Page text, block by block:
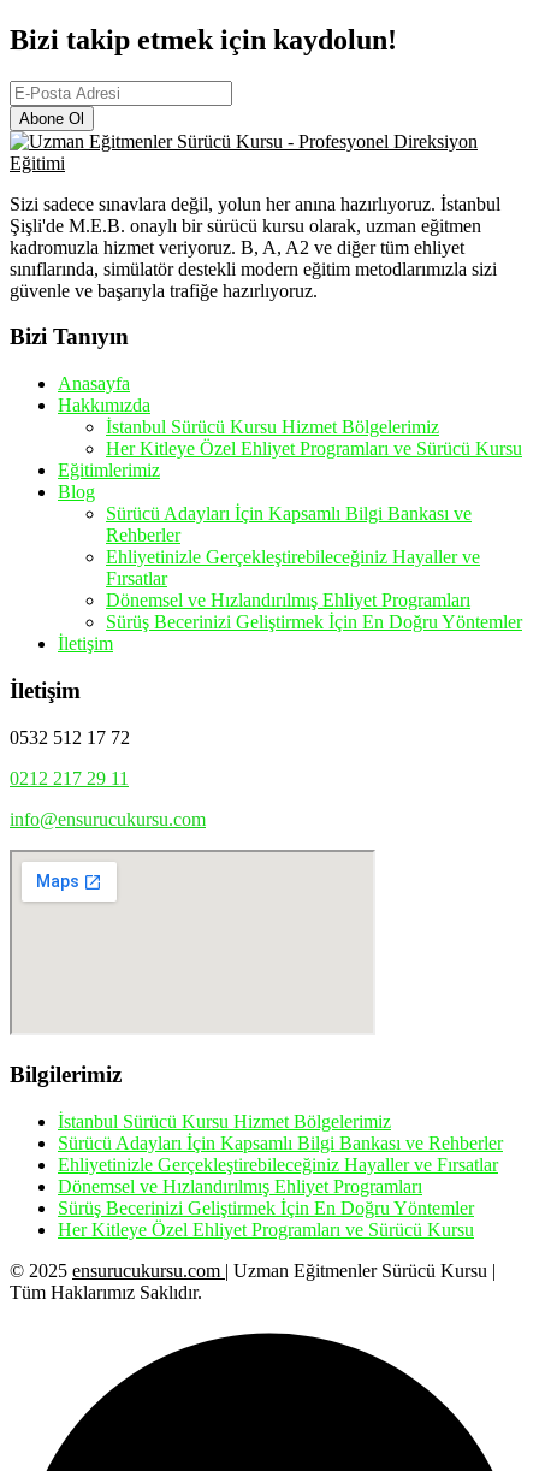
Bizi takip etmek için kaydolun!
Abone Ol
Sizi sadece sınavlara değil, yolun her anına hazırlıyoruz. İstanbul
Şişli'de M.E.B. onaylı bir sürücü kursu olarak, uzman eğitmen
kadromuzla hizmet veriyoruz. B, A, A2 ve diğer tüm ehliyet
sınıflarında, simülatör destekli modern eğitim metodlarımızla sizi
güvenle ve başarıyla trafiğe hazırlıyoruz.
Bizi Tanıyın
Anasayfa
Hakkımızda
İstanbul Sürücü Kursu Hizmet Bölgelerimiz
Her Kitleye Özel Ehliyet Programları ve Sürücü Kursu
Eğitimlerimiz
Blog
Sürücü Adayları İçin Kapsamlı Bilgi Bankası ve
Rehberler
Ehliyetinizle Gerçekleştirebileceğiniz Hayaller ve
Fırsatlar
Dönemsel ve Hızlandırılmış Ehliyet Programları
Sürüş Becerinizi Geliştirmek İçin En Doğru Yöntemler
İletişim
İletişim
0532 512 17 72
0212 217 29 11
info@ensurucukursu.com
Bilgilerimiz
İstanbul Sürücü Kursu Hizmet Bölgelerimiz
Sürücü Adayları İçin Kapsamlı Bilgi Bankası ve Rehberler
Ehliyetinizle Gerçekleştirebileceğiniz Hayaller ve Fırsatlar
Dönemsel ve Hızlandırılmış Ehliyet Programları
Sürüş Becerinizi Geliştirmek İçin En Doğru Yöntemler
Her Kitleye Özel Ehliyet Programları ve Sürücü Kursu
© 2025 ensurucukursu.com | Uzman Eğitmenler Sürücü Kursu |
Tüm Haklarımız Saklıdır.